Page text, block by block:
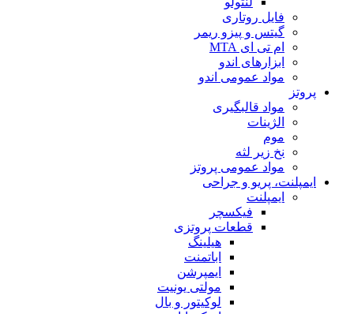
فایل روتاری
گیتس و پیزو ریمر
ام تی ای MTA
ابزارهای اندو
مواد عمومی اندو
پروتز
مواد قالبگیری
الژینات
موم
نخ زیر لثه
مواد عمومی پروتز
ایمپلنت، پریو و جراحی
ایمپلنت
فیکسچر
قطعات پروتزی
هیلینگ
اباتمنت
ایمپرشن
مولتی یونیت
لوکیتور و بال